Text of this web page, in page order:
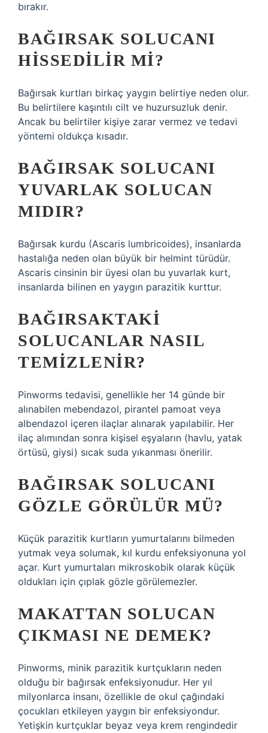
bırakır.
BAĞIRSAK SOLUCANI
HISSEDILIR MI?
Bağırsak kurtları birkaç yaygın belirtiye neden olur.
Bu belirtilere kaşıntılı cilt ve huzursuzluk denir.
Ancak bu belirtiler kişiye zarar vermez ve tedavi
yöntemi oldukça kısadır.
BAĞIRSAK SOLUCANI
YUVARLAK SOLUCAN
MIDIR?
Bağırsak kurdu (Ascaris lumbricoides), insanlarda
hastalığa neden olan büyük bir helmint türüdür.
Ascaris cinsinin bir üyesi olan bu yuvarlak kurt,
insanlarda bilinen en yaygın parazitik kurttur.
BAĞIRSAKTAKI
SOLUCANLAR NASIL
TEMIZLENIR?
Pinworms tedavisi, genellikle her 14 günde bir
alınabilen mebendazol, pirantel pamoat veya
albendazol içeren ilaçlar alınarak yapılabilir. Her
ilaç alımından sonra kişisel eşyaların (havlu, yatak
örtüsü, giysi) sıcak suda yıkanması önerilir.
BAĞIRSAK SOLUCANI
GÖZLE GÖRÜLÜR MÜ?
Küçük parazitik kurtların yumurtalarını bilmeden
yutmak veya solumak, kıl kurdu enfeksiyonuna yol
açar. Kurt yumurtaları mikroskobik olarak küçük
oldukları için çıplak gözle görülemezler.
MAKATTAN SOLUCAN
ÇIKMASI NE DEMEK?
Pinworms, minik parazitik kurtçukların neden
olduğu bir bağırsak enfeksiyonudur. Her yıl
milyonlarca insanı, özellikle de okul çağındaki
çocukları etkileyen yaygın bir enfeksiyondur.
Yetişkin kurtçuklar beyaz veya krem ​​rengindedir